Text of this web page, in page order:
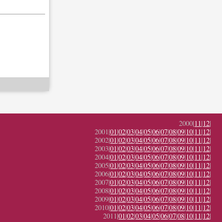
2000|11|12|
2001|01|02|03|04|05|06|07|08|09|10|11|12|
2002|01|02|03|04|05|06|07|08|09|10|11|12|
2003|01|02|03|04|05|06|07|08|09|10|11|12|
2004|01|02|03|04|05|06|07|08|09|10|11|12|
2005|01|02|03|04|05|06|07|08|09|10|11|12|
2006|01|02|03|04|05|06|07|08|09|10|11|12|
2007|01|02|03|04|05|06|07|08|09|10|11|12|
2008|01|02|03|04|05|06|07|08|09|10|11|12|
2009|01|02|03|04|05|06|07|08|09|10|11|12|
2010|01|02|03|04|05|06|07|08|09|10|11|12|
2011|01|02|03|04|05|06|07|08|10|11|12|